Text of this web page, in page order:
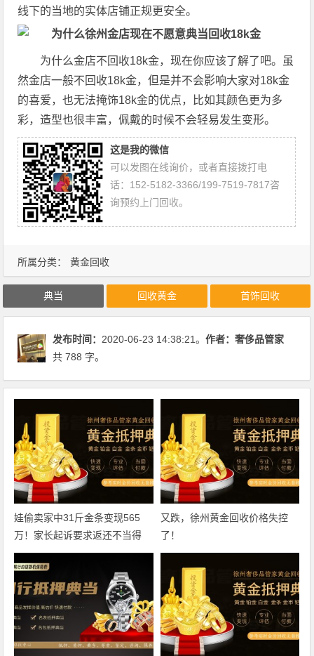
所属分类： 黄金回收
线下的当地的实体店铺正规更安全。
为什么金店不回收18k金，现在你应该了解了吧。虽
然金店一般不回收18k金，但是并不会影响大家对18k金
的喜爱，也无法掩饰18k金的优点，比如其颜色更为多
彩，造型也很丰富，佩戴的时候不会轻易发生变形。
这是我的微信
可以发图在线询价，或者直接拨打电
话：152-5182-3366/199-7519-7817咨
询预约上门回收。
典当 回收黄金 首饰回收
发布时间： 2020-06-23 14:38:21。作者：奢侈品管家
共 788 字。
娃偷卖家中31斤金条变现565
万！家长起诉要求返还不当得
利！
又跌，徐州黄金回收价格失控
了！